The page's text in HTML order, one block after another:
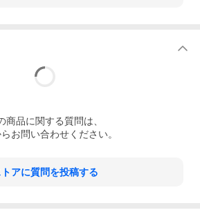
商品に関する質問は、
お問い合わせください。
トアに質問を投稿する